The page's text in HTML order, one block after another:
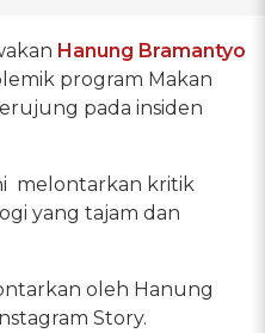
Hanung Bramantyo
program Makan
pada insiden
melontarkan kritik
yang tajam dan
oleh Hanung
Story.